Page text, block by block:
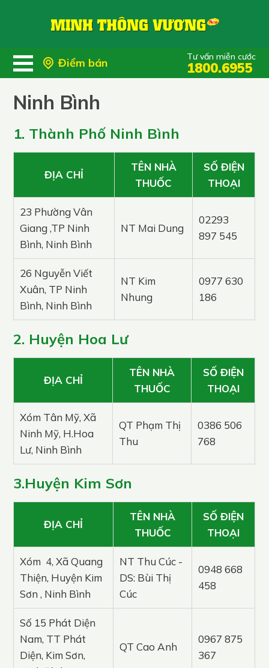
Tư vấn miễn cước
1800.6955
Điểm bán
Ninh Bình
1. Thành Phố Ninh Bình
ĐỊA CHỈ
TÊN NHÀ
THUỐC
SỐ ĐIỆN
THOẠI
23 Phường Vân
Giang ,TP Ninh
Bình, Ninh Bình
NT Mai Dung
02293
897 545
26 Nguyễn Viết
Xuân, TP Ninh
Bình, Ninh Bình
NT Kim
Nhung
0977 630
186
2. Huyện Hoa Lư
ĐỊA CHỈ
TÊN NHÀ
THUỐC
SỐ ĐIỆN
THOẠI
Xóm Tân Mỹ, Xã
Ninh Mỹ, H.Hoa
Lư, Ninh Bình
QT Phạm Thị
Thu
0386 506
768
3.Huyện Kim Sơn
ĐỊA CHỈ
TÊN NHÀ
THUỐC
SỐ ĐIỆN
THOẠI
Xóm 4, Xã Quang
Thiện, Huyện Kim
Sơn , Ninh Bình
NT Thu Cúc -
DS: Bùi Thị
Cúc
0948 668
458
Số 15 Phát Diện
Nam, TT Phát
Diện, Kim Sơn,
QT Cao Anh
0967 875
367